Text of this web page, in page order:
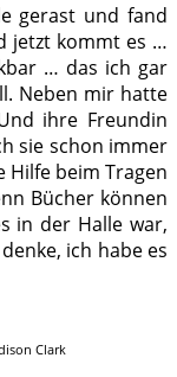
gerast und fand
jetzt kommt es …
… das ich gar
Neben mir hatte
ihre Freundin
sie schon immer
beim Tragen
Bücher können
in der Halle war,
ich habe es
Clark